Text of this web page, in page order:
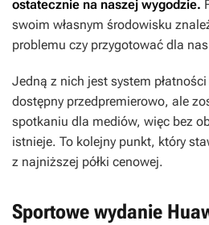
ostatecznie na naszej wygodzie.
swoim własnym środowisku
problemu czy przygotować dla
Jedną z nich jest system płatności
dostępny przedpremierowo, ale
spotkaniu dla mediów, więc bez
istnieje. To kolejny punkt, który
z najniższej półki cenowej.
Sportowe wydanie